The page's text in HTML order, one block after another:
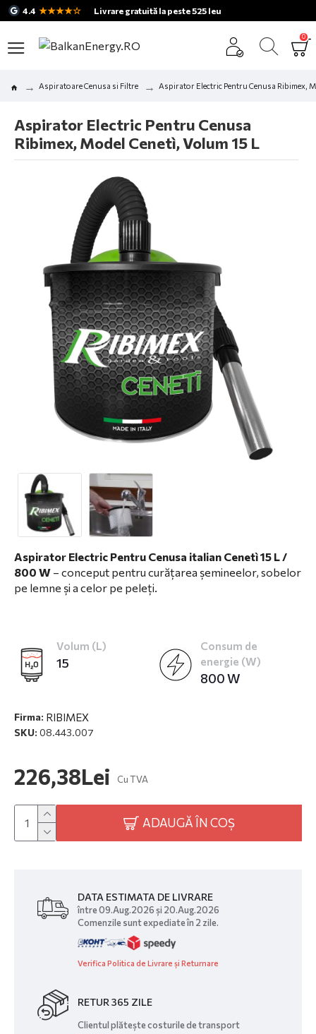
4.4 ★★★★☆ Livrare gratuită la peste 525 leu
0
Aspiratoare Cenusa si Filtre Aspirator Electric Pentru Cenusa Ribimex,
Aspirator Electric Pentru Cenusa
Ribimex, Model Cenetì, Volum 15 L
Aspirator Electric Pentru Cenusa italian Cenetì 15 L /
800 W – conceput pentru curățarea șemineelor, sobelor
pe lemne și a celor pe peleți.
Volum (L)
15
Consum de
energie (W)
800 W
Firma: RIBIMEX
SKU: 08.443.007
226,38Lei Cu TVA
ADAUGĂ ÎN COȘ
DATA ESTIMATA DE LIVRARE
între 09.Aug.2026 și 20.Aug.2026
Comenzile sunt expediate în 2 zile.
Verifica Politica de Livrare și Returnare
RETUR 365 ZILE
Clientul plătește costurile de transport